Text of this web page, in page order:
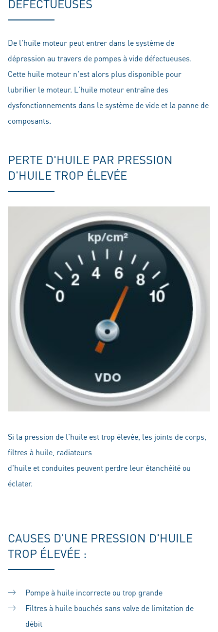
DÉFECTUEUSES
De l'huile moteur peut entrer dans le système de
dépression au travers de pompes à vide défectueuses.
Cette huile moteur n'est alors plus disponible pour
lubrifier le moteur. L'huile moteur entraîne des
dysfonctionnements dans le système de vide et la panne de
composants.
PERTE D'HUILE PAR PRESSION
D'HUILE TROP ÉLEVÉE
Si la pression de l'huile est trop élevée, les joints de corps,
filtres à huile, radiateurs
d'huile et conduites peuvent perdre leur étanchéité ou
éclater.
CAUSES D'UNE PRESSION D'HUILE
TROP ÉLEVÉE :
Pompe à huile incorrecte ou trop grande
Filtres à huile bouchés sans valve de limitation de
débit